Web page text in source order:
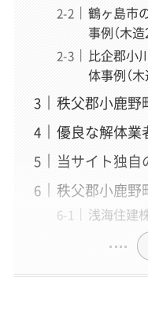
鶴ヶ島市
事例（木
比企郡小
体事例（
秩父郡小鹿野
優良な解体業
当サイト独自
秩父郡小鹿野
浅海住建